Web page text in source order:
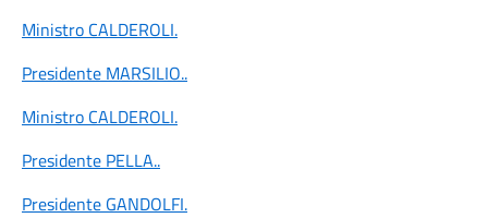
Ministro CALDEROLI.
Presidente MARSILIO..
Ministro CALDEROLI.
Presidente PELLA..
Presidente GANDOLFI.